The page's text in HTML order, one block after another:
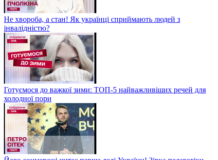
Не хвороба, а стан! Як українці сприймають людей з
інвалідністю?
Готуємося до важкої зими: ТОП-5 найважливіших речей для
холодної пори